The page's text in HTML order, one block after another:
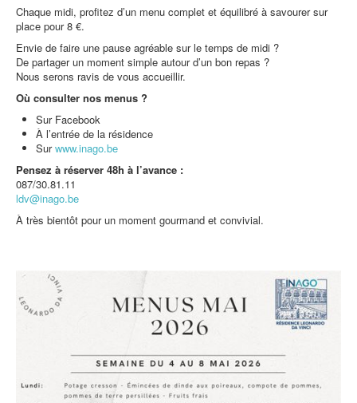
Chaque midi, profitez d’un menu complet et équilibré à savourer sur
place pour 8 €.
Envie de faire une pause agréable sur le temps de midi ?
De partager un moment simple autour d’un bon repas ?
Nous serons ravis de vous accueillir.
Où consulter nos menus ?
Sur Facebook
À l’entrée de la résidence
Surwww.inago.be
Pensez à réserver 48h à l’avance :
087/30.81.11
ldv@inago.be
À très bientôt pour un moment gourmand et convivial.